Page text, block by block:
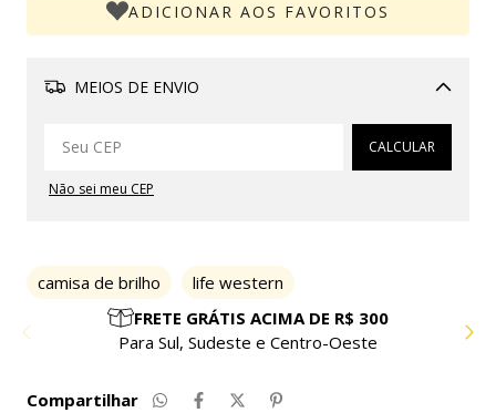
ADICIONAR AOS FAVORITOS
MEIOS DE ENVIO
Alterar CEP
CALCULAR
Não sei meu CEP
camisa de brilho
life western
PARCELE EM ATÉ 10X SEM JUROS
Compre com facilidade e segurança
Compartilhar